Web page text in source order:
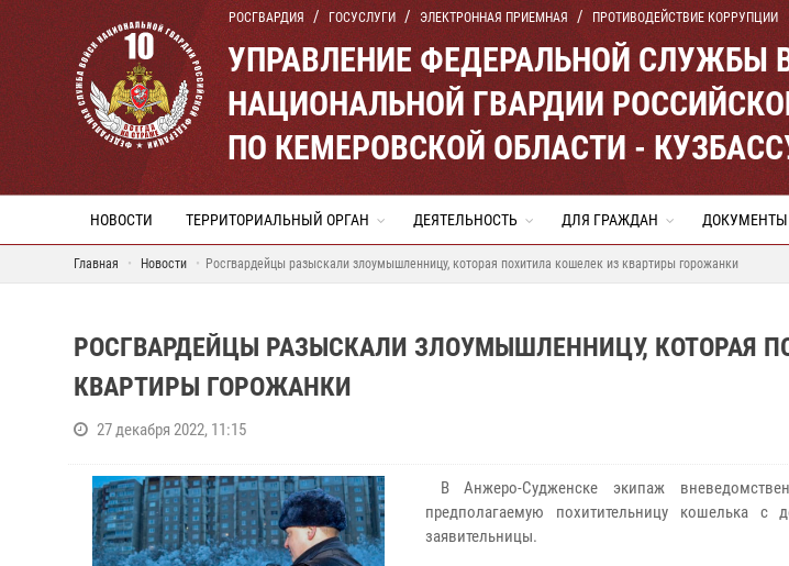
РОСГВАРДИЯ ГОСУСЛУГИ ЭЛЕКТРОННАЯ ПРИЕМНАЯ ПРОТИВОДЕЙСТВИЕ КОРРУПЦИИ
УПРАВЛЕНИЕ ФЕДЕРАЛЬНОЙ СЛУЖБЫ
НАЦИОНАЛЬНОЙ ГВАРДИИ
ПО КЕМЕРОВСКОЙ ОБЛАСТИ -
НОВОСТИ ТЕРРИТОРИАЛЬНЫЙ ОРГАН ДЕЯТЕЛЬНОСТЬ ДЛЯ ГРАЖДАН ДОКУМЕНТЫ
Главная Новости Росгвардейцы разыскали злоумышленницу, которая похитила кошелек из квартиры горожанки
РОСГВАРДЕЙЦЫ РАЗЫСКАЛИ ЗЛОУМЫШЛЕННИЦУ, КОТОРАЯ
КВАРТИРЫ ГОРОЖАНКИ
27 декабря 2022, 11:15
В Анжеро-Судженске экипаж
предполагаемую похитительницу кошелька с
заявительницы.